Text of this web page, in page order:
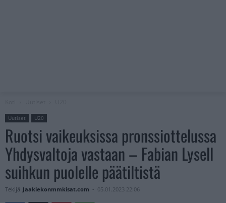
Uutiset U20
Ruotsi vaikeuksissa pronssiottelussa
Yhdysvaltoja vastaan – Fabian Lysell
suihkun puolelle päätiltistä
Tekijä Jaakiekonmmkisat.com - 05.01.2023 22:06